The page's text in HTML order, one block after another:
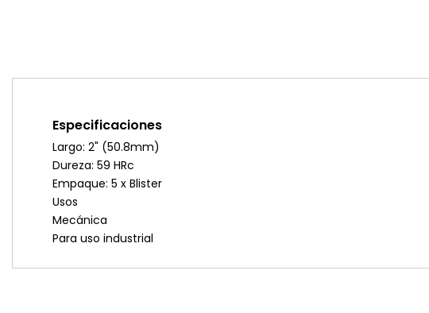
Especificaciones
Largo: 2" (50.8mm)
Dureza: 59 HRc
Empaque: 5 x Blister
Usos
Mecánica
Para uso industrial